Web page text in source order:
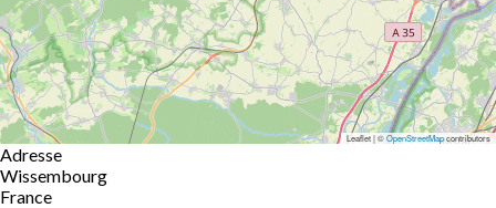
Leaflet | ©OpenStreetMapcontributors
Adresse
Wissembourg
France